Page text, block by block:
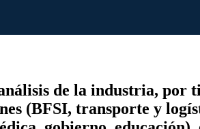
de la industria, por
(BFSI, transporte y